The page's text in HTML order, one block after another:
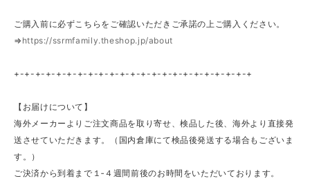
ご購入前に必ずこちらをご確認いただきご承諾の上ご購入ください。
⇒ https://ssrmfamily.theshop.jp/about
+-+-+-+-+-+-+-+-+-+-+-+-+-+-+-+-+-+-+-+-+-+-+
【お届けについて】
海外メーカーよりご注文商品を取り寄せ、検品した後、海外より直接発
送させていただきます。（国内倉庫にて検品後発送する場合もございま
す。）
ご決済から到着まで１‐４週間前後のお時間をいただいております。